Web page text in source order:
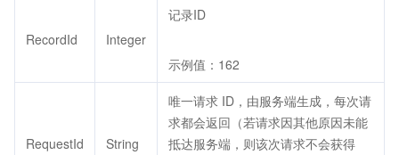
RecordId Integer
记录ID
示例值：162
RequestId String
唯一请求 ID，由服务端生成，每次请
求都会返回（若请求因其他原因未能
抵达服务端，则该次请求不会获得